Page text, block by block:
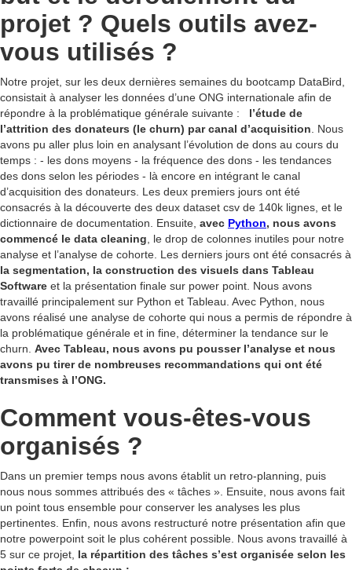
projet ? Quels outils avez-
vous utilisés ?
Notre projet, sur les deux dernières semaines du bootcamp DataBird,
consistait à analyser les données d’une ONG internationale afin de
répondre à la problématique générale suivante : l’étude de
l’attrition des donateurs (le churn) par canal d’acquisition . Nous
avons pu aller plus loin en analysant l’évolution de dons au cours du
temps : - les dons moyens - la fréquence des dons - les tendances
des dons selon les périodes - là encore en intégrant le canal
d’acquisition des donateurs. Les deux premiers jours ont été
consacrés à la découverte des deux dataset csv de 140k lignes, et le
dictionnaire de documentation. Ensuite, avec Python, nous avons
commencé le data cleaning , le drop de colonnes inutiles pour notre
analyse et l’analyse de cohorte. Les derniers jours ont été consacrés à
la segmentation, la construction des visuels dans Tableau
Software et la présentation finale sur power point. Nous avons
travaillé principalement sur Python et Tableau. Avec Python, nous
avons réalisé une analyse de cohorte qui nous a permis de répondre à
la problématique générale et in fine, déterminer la tendance sur le
churn. Avec Tableau, nous avons pu pousser l’analyse et nous
avons pu tirer de nombreuses recommandations qui ont été
transmises à l’ONG.
Comment vous-êtes-vous
organisés ?
Dans un premier temps nous avons établit un retro-planning, puis
nous nous sommes attribués des « tâches ». Ensuite, nous avons fait
un point tous ensemble pour conserver les analyses les plus
pertinentes. Enfin, nous avons restructuré notre présentation afin que
notre powerpoint soit le plus cohérent possible. Nous avons travaillé à
5 sur ce projet, la répartition des tâches s’est organisée selon les